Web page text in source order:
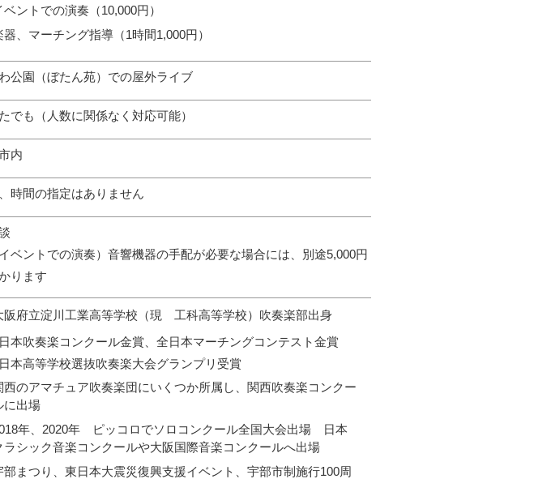
ベントでの演奏（10,000円）
器、マーチング指導（1時間1,000円）
公園（ぼたん苑）での屋外ライブ
でも（人数に関係なく対応可能）
内
時間の指定はありません
ベントでの演奏）音響機器の手配が必要な場合には、別途5,000円
ります
阪府立淀川工業高等学校（現 工科高等学校）吹奏楽部出身
本吹奏楽コンクール金賞、全日本マーチングコンテスト金賞
本高等学校選抜吹奏楽大会グランプリ受賞
西のアマチュア吹奏楽団にいくつか所属し、関西吹奏楽コンクー
に出場
年、2020年 ピッコロでソロコンクール全国大会出場 日本
ラシック音楽コンクールや大阪国際音楽コンクールへ出場
部まつり、東日本大震災復興支援イベント、宇部市制施行100周